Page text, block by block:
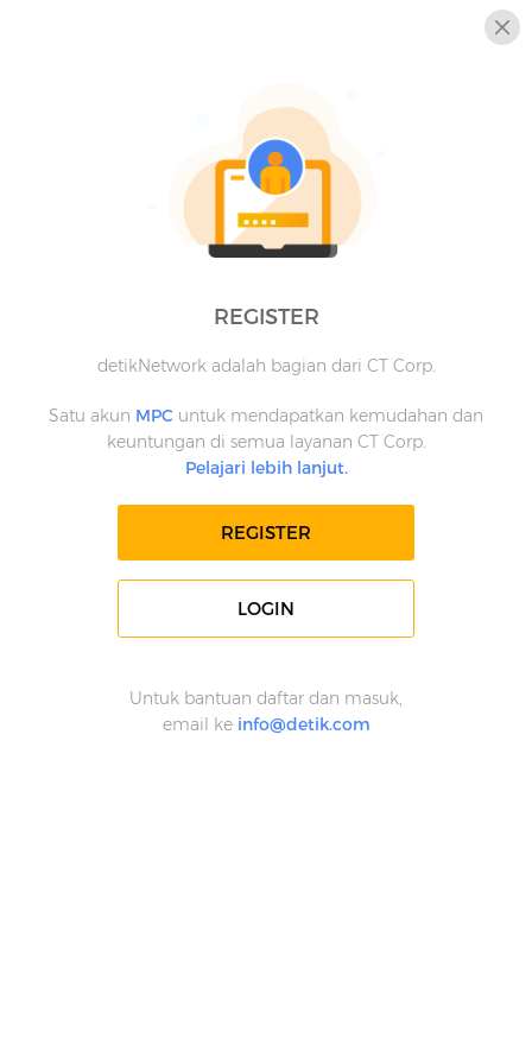
REGISTER
detikNetwork adalah bagian dari CT Corp.
Satu akun MPC untuk mendapatkan kemudahan dan
keuntungan di semua layanan CT Corp.
Pelajari lebih lanjut.
REGISTER
LOGIN
Untuk bantuan daftar dan masuk,
email ke info@detik.com